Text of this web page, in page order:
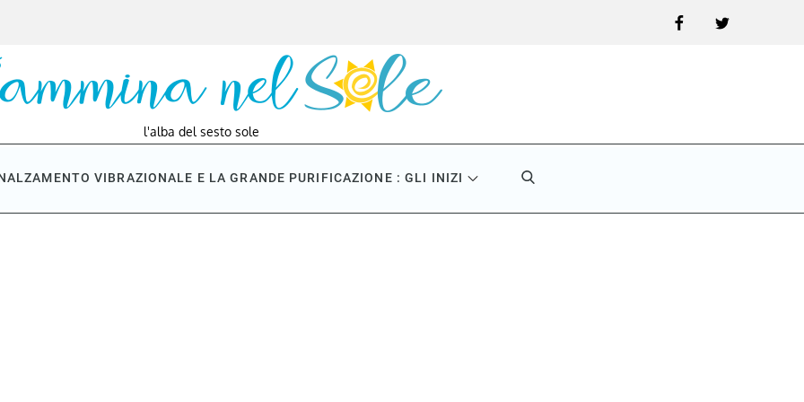
FacebookTwitter
l'alba del sesto sole
VIBRAZIONALE E LA GRANDE PURIFICAZIONE : GLI INIZI